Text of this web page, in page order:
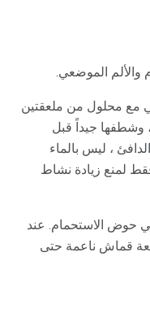
والألم الموضعي.
مع محلول من ملعقتين
وشطفها جيداً قبل
، ليس بالماء
15 إلى 20 دقيقة فقط لمنع زيادة نشاط
حوض الاستحمام. عند
قماش ناعمة حتى